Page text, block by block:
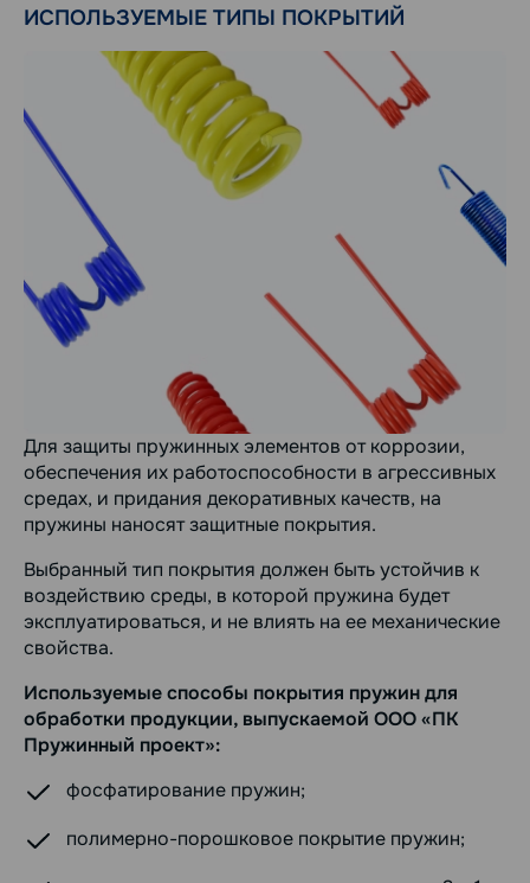
ИСПОЛЬЗУЕМЫЕ ТИПЫ ПОКРЫТИЙ
Для защиты пружинных элементов от коррозии,
обеспечения их работоспособности в агрессивных
средах, и придания декоративных качеств, на
пружины наносят защитные покрытия.
Выбранный тип покрытия должен быть устойчив к
воздействию среды, в которой пружина будет
эксплуатироваться, и не влиять на ее механические
свойства.
Используемые способы покрытия пружин для
обработки продукции, выпускаемой ООО «ПК
Пружинный проект»:
фосфатирование пружин;
полимерно-порошковое покрытие пружин;